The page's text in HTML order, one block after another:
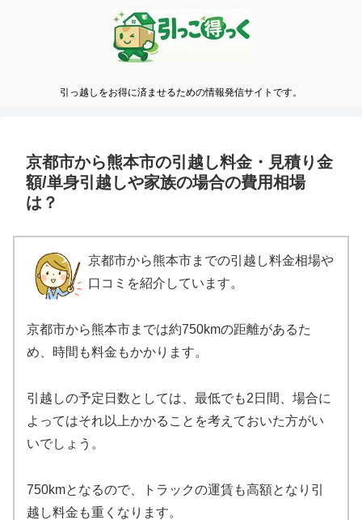
引っ越しをお得に済ませるための情報発信サイトです。
京都市から熊本市の引越し料金・見積り金
額/単身引越しや家族の場合の費用相場
は？
京都市から熊本市までの引越し料金相場や
口コミを紹介しています。
京都市から熊本市までは約750kmの距離があるた
め、時間も料金もかかります。
引越しの予定日数としては、最低でも2日間、場合に
よってはそれ以上かかることを考えておいた方がい
いでしょう。
750kmとなるので、トラックの運賃も高額となり引
越し料金も重くなります。